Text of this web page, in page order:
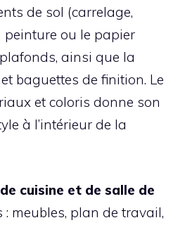
de sol (carrelage,
peinture ou le papier
ainsi que la
baguettes de finition. Le
et coloris donne son
à l’intérieur de la
cuisine et de salle de
meubles, plan de travail,